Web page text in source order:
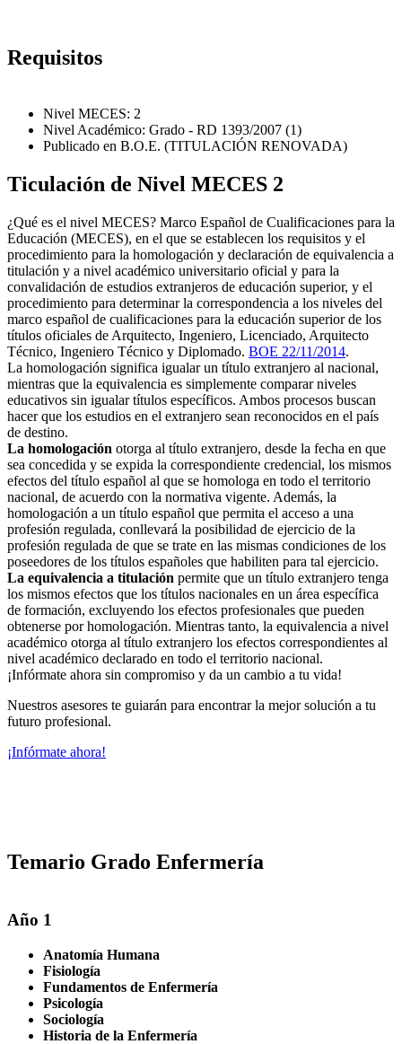
Requisitos
Nivel MECES: 2
Nivel Académico: Grado - RD 1393/2007 (1)
Publicado en B.O.E. (TITULACIÓN RENOVADA)
Ticulación de Nivel MECES 2
¿Qué es el nivel MECES? Marco Español de Cualificaciones para la
Educación (MECES), en el que se establecen los requisitos y el
procedimiento para la homologación y declaración de equivalencia a
titulación y a nivel académico universitario oficial y para la
convalidación de estudios extranjeros de educación superior, y el
procedimiento para determinar la correspondencia a los niveles del
marco español de cualificaciones para la educación superior de los
títulos oficiales de Arquitecto, Ingeniero, Licenciado, Arquitecto
Técnico, Ingeniero Técnico y Diplomado. BOE 22/11/2014.
La homologación significa igualar un título extranjero al nacional,
mientras que la equivalencia es simplemente comparar niveles
educativos sin igualar títulos específicos. Ambos procesos buscan
hacer que los estudios en el extranjero sean reconocidos en el país
de destino.
La homologación otorga al título extranjero, desde la fecha en que
sea concedida y se expida la correspondiente credencial, los mismos
efectos del título español al que se homologa en todo el territorio
nacional, de acuerdo con la normativa vigente. Además, la
homologación a un título español que permita el acceso a una
profesión regulada, conllevará la posibilidad de ejercicio de la
profesión regulada de que se trate en las mismas condiciones de los
poseedores de los títulos españoles que habiliten para tal ejercicio.
La equivalencia a titulación permite que un título extranjero tenga
los mismos efectos que los títulos nacionales en un área específica
de formación, excluyendo los efectos profesionales que pueden
obtenerse por homologación. Mientras tanto, la equivalencia a nivel
académico otorga al título extranjero los efectos correspondientes al
nivel académico declarado en todo el territorio nacional.
¡Infórmate ahora sin compromiso y da un cambio a tu vida!
Nuestros asesores te guiarán para encontrar la mejor solución a tu
futuro profesional.
¡Infórmate ahora!
Temario Grado Enfermería
Año 1
Anatomía Humana
Fisiología
Fundamentos de Enfermería
Psicología
Sociología
Historia de la Enfermería